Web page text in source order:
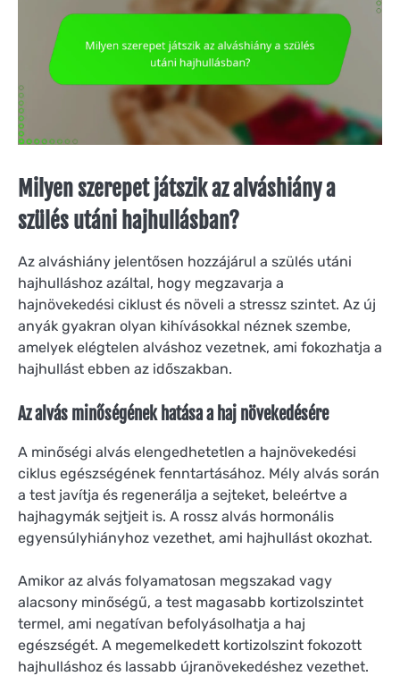
Milyen szerepet játszik az alváshiány a
szülés utáni hajhullásban?
Az alváshiány jelentősen hozzájárul a szülés utáni
hajhulláshoz azáltal, hogy megzavarja a
hajnövekedési ciklust és növeli a stressz szintet. Az új
anyák gyakran olyan kihívásokkal néznek szembe,
amelyek elégtelen alváshoz vezetnek, ami fokozhatja a
hajhullást ebben az időszakban.
Az alvás minőségének hatása a haj növekedésére
A minőségi alvás elengedhetetlen a hajnövekedési
ciklus egészségének fenntartásához. Mély alvás során
a test javítja és regenerálja a sejteket, beleértve a
hajhagymák sejtjeit is. A rossz alvás hormonális
egyensúlyhiányhoz vezethet, ami hajhullást okozhat.
Amikor az alvás folyamatosan megszakad vagy
alacsony minőségű, a test magasabb kortizolszintet
termel, ami negatívan befolyásolhatja a haj
egészségét. A megemelkedett kortizolszint fokozott
hajhulláshoz és lassabb újranövekedéshez vezethet.